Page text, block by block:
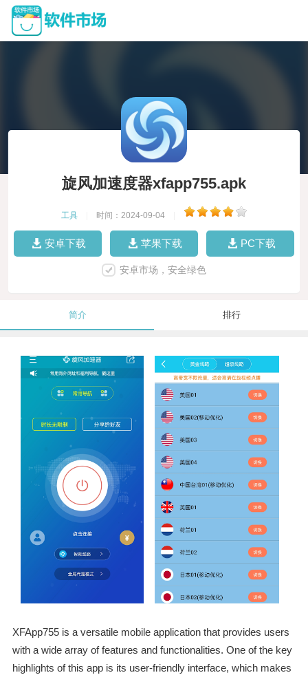
旋风加速度器xfapp755.apk
工具 时间：2024-09-04
安卓下载 苹果下载 PC下载
安卓市场，安全绿色
简介 排行
XFApp755 is a versatile mobile application that provides users
with a wide array of features and functionalities. One of the key
highlights of this app is its user-friendly interface, which makes